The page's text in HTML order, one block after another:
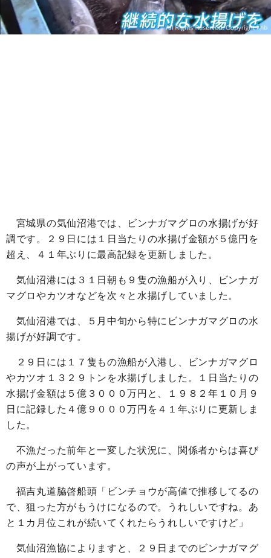
宮城県の気仙沼港では、ビンナガマグロの水揚げが好
調です。２９日には１日当たりの水揚げ金額が５億円を
超え、４１年ぶりに最高記録を更新しました。
気仙沼港には３１日朝も９隻の漁船が入り、ビンナガ
マグロやカツオなどを次々と水揚げしていました。
気仙沼港では、５月中旬から特にビンナガマグロの水
揚げが好調です。
２９日には１７隻もの漁船が入港し、ビンナガマグロ
やカツオ１３２９トンを水揚げしました。１日当たりの
水揚げ金額は５億３０００万円と、１９８２年１０月９
日に記録した４億９０００万円を４１年ぶりに更新しま
した。
不漁だった前年と一変した状況に、関係者からは喜び
の声が上がっています。
福吉丸道脇啓船頭「ビンチョウが高値で推移してるの
で、狙った方がもうけになるので。うれしいですね。あ
と１カ月位これが続いてくれたらうれしいですけど」
気仙沼漁協によりますと、２９日までのビンナガマグ